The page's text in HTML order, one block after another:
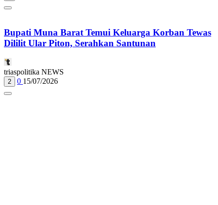
Bupati Muna Barat Temui Keluarga Korban Tewas
Dililit Ular Piton, Serahkan Santunan
triaspolitika NEWS
2 0 15/07/2026